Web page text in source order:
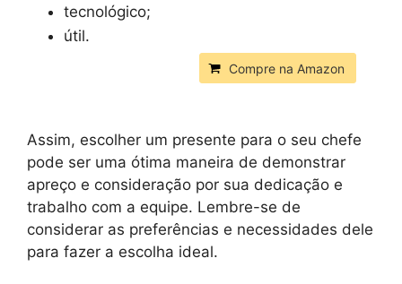
tecnológico;
útil.
Compre na Amazon
Assim, escolher um presente para o seu chefe
pode ser uma ótima maneira de demonstrar
apreço e consideração por sua dedicação e
trabalho com a equipe. Lembre-se de
considerar as preferências e necessidades dele
para fazer a escolha ideal.